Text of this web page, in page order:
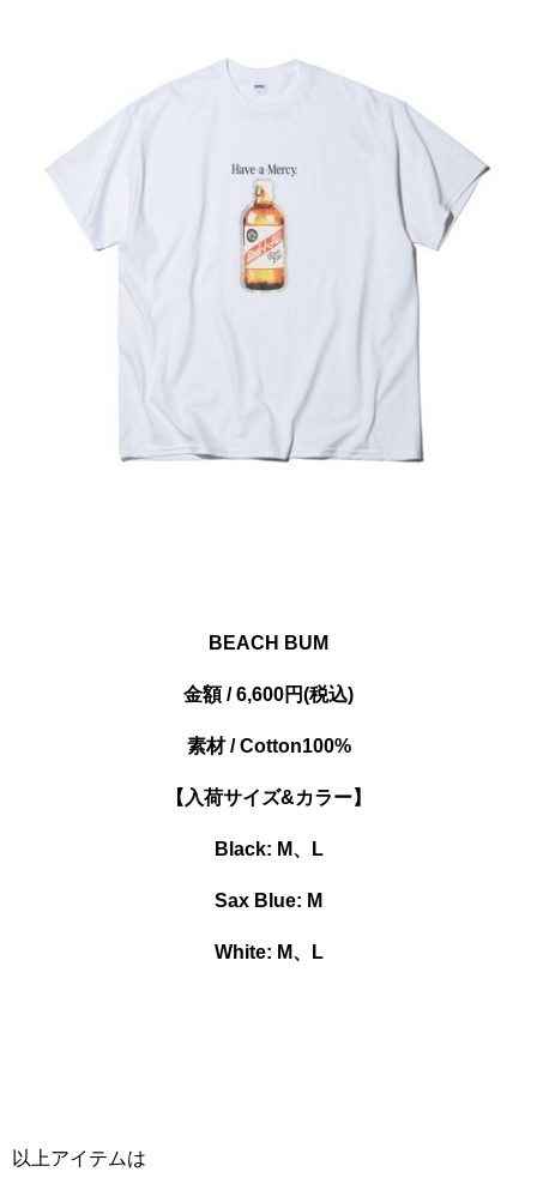
BEACH BUM
金額 / 6,600円(税込)
素材 / Cotton100%
【入荷サイズ&カラー】
Black: M、L
Sax Blue: M
White: M、L
以上アイテムは